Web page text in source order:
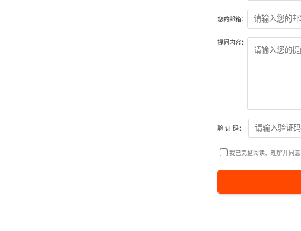
您的邮箱：
提问内容：
验 证 码：
我已完整阅读、理解并同意